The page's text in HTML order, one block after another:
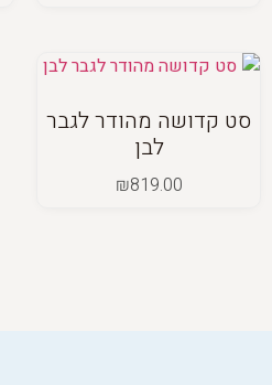
סט קדושה מהודר לגבר
לבן
₪819.00